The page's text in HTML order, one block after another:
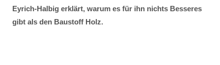
Eyrich-Halbig erklärt, warum es für ihn nichts Besseres
gibt als den Baustoff Holz.